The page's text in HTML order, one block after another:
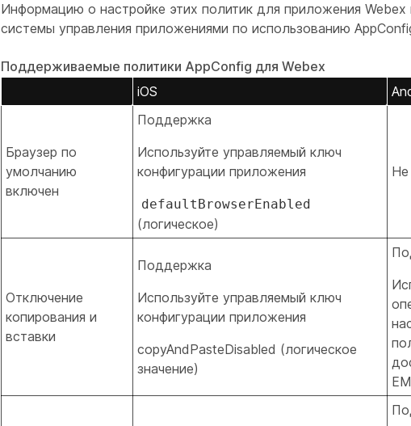
Информацию о настройке этих политик для приложения
системы управления приложениями по использованию
Поддерживаемые политики AppConfig для Webex
iOS
Браузер по
умолчанию
включен
Поддержка
Используйте управляемый ключ
конфигурации приложения
defaultBrowserEnabled
(логическое)
Не
Отключение
копирования и
вставки
Поддержка
Используйте управляемый ключ
конфигурации приложения
copyAndPasteDisabled (логическое
значение)